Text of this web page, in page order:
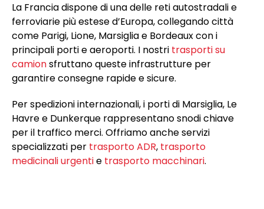
La Francia dispone di una delle reti autostradali e
ferroviarie più estese d’Europa, collegando città
come Parigi, Lione, Marsiglia e Bordeaux con i
principali porti e aeroporti. I nostri trasporti su
camionsfruttano queste infrastrutture per
garantire consegne rapide e sicure.
Per spedizioni internazionali, i porti di Marsiglia, Le
Havre e Dunkerque rappresentano snodi chiave
per il traffico merci. Offriamo anche servizi
specializzati per trasporto ADR, trasporto
medicinali urgentie trasporto macchinari.